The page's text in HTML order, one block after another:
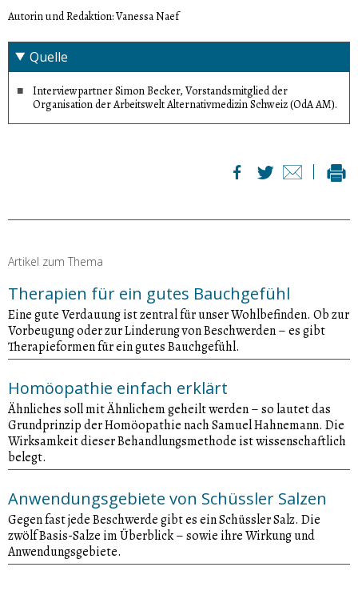
Autorin und Redaktion: Vanessa Naef
Quelle
Interviewpartner Simon Becker, Vorstandsmitglied der
Organisation der Arbeitswelt Alternativmedizin Schweiz (OdA AM).
Artikel zum Thema
Therapien für ein gutes Bauchgefühl
Eine gute Verdauung ist zentral für unser Wohlbefinden. Ob zur
Vorbeugung oder zur Linderung von Beschwerden – es gibt
Therapieformen für ein gutes Bauchgefühl.
Homöopathie einfach erklärt
Ähnliches soll mit Ähnlichem geheilt werden – so lautet das
Grundprinzip der Homöopathie nach Samuel Hahnemann. Die
Wirksamkeit dieser Behandlungsmethode ist wissenschaftlich
belegt.
Anwendungsgebiete von Schüssler Salzen
Gegen fast jede Beschwerde gibt es ein Schüssler Salz. Die
zwölf Basis-Salze im Überblick – sowie ihre Wirkung und
Anwendungsgebiete.